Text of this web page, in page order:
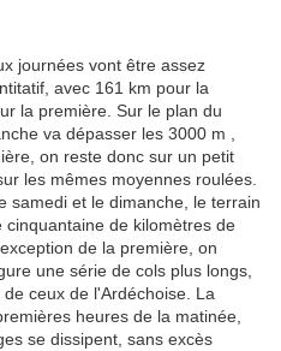
journées vont être assez
avec 161 km pour la
la première. Sur le plan du
va dépasser les 3000 m ,
on reste donc sur un petit
les mêmes moyennes roulées.
samedi et le dimanche, le terrain
de kilomètres de
de la première, on
une série de cols plus longs,
ceux de l'Ardéchoise. La
heures de la matinée,
se dissipent, sans excès